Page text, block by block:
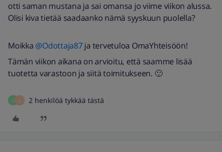
otti saman mustana ja sai omansa jo viime viikon alussa.
Olisi kiva tietää saadaanko nämä syyskuun puolella?
Moikka @Odottaja87ja tervetuloa OmaYhteisöön!
Tämän viikon aikana on arvioitu, että saamme lisää
tuotetta varastoon ja siitä toimitukseen. 🙂
O 2 henkilöä tykkää tästä